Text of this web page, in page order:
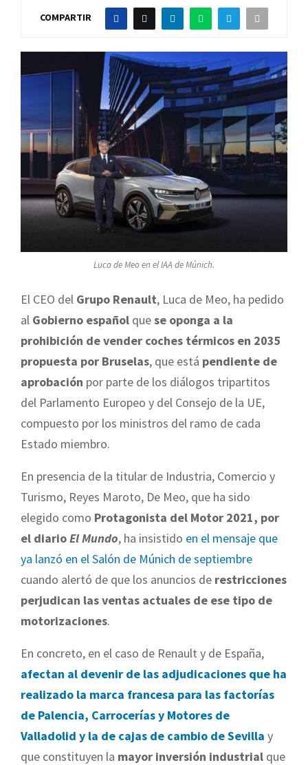
COMPARTIR
Luca de Meo en el IAA de Múnich.
El CEO del Grupo Renault, Luca de Meo, ha pedido
al Gobierno español quese oponga a la
prohibición de vender coches térmicos en 2035
propuesta por Bruselas, que está pendiente de
aprobación por parte de los diálogos tripartitos
del Parlamento Europeo y del Consejo de la UE,
compuesto por los ministros del ramo de cada
Estado miembro.
En presencia de la titular de Industria, Comercio y
Turismo, Reyes Maroto, De Meo, que ha sido
elegido como Protagonista del Motor 2021, por
el diarioEl Mundo, ha insistido en el mensaje que
ya lanzó en el Salón de Múnich de septiembre
cuando alertó de que los anuncios de restricciones
perjudican las ventas actuales de ese tipo de
motorizaciones.
En concreto, en el caso de Renault y de España,
afectan al devenir de las adjudicaciones que ha
realizado la marca francesa para las factorías
de Palencia, Carrocerías y Motores de
Valladolid y la de cajas de cambio de Sevilla y
que constituyen la mayor inversión industrial que